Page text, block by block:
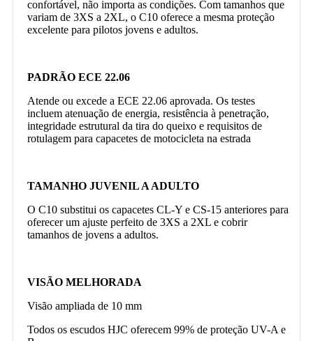
confortável, não importa as condições. Com tamanhos que
variam de 3XS a 2XL, o C10 oferece a mesma proteção
excelente para pilotos jovens e adultos.
PADRÃO ECE 22.06
Atende ou excede a ECE 22.06 aprovada. Os testes
incluem atenuação de energia, resistência à penetração,
integridade estrutural da tira do queixo e requisitos de
rotulagem para capacetes de motocicleta na estrada
TAMANHO JUVENIL A ADULTO
O C10 substitui os capacetes CL-Y e CS-15 anteriores para
oferecer um ajuste perfeito de 3XS a 2XL e cobrir
tamanhos de jovens a adultos.
VISÃO MELHORADA
Visão ampliada de 10 mm
Todos os escudos HJC oferecem 99% de proteção UV-A e